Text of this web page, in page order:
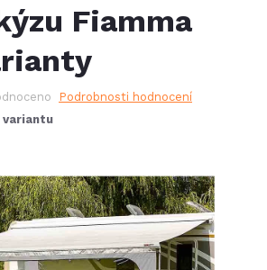
Fiamma
Podrobnosti hodnocení